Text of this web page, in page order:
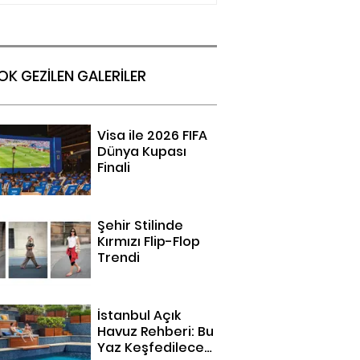
GEZİLEN GALERİLER
Visa ile 2026 FIFA
Dünya Kupası
Finali
Şehir Stilinde
Kırmızı Flip-Flop
Trendi
İstanbul Açık
Havuz Rehberi: Bu
Yaz Keşfedilecek